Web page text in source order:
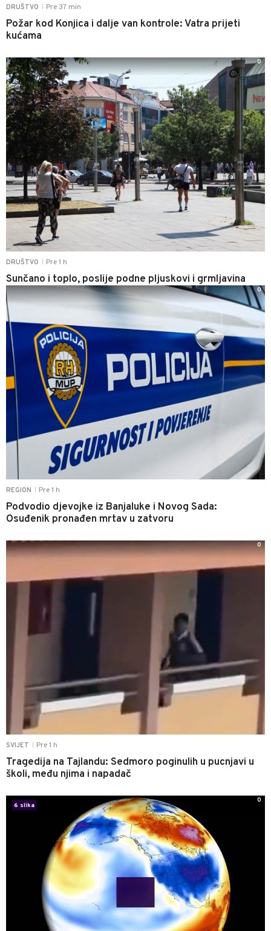
DRUŠTVO Pre 37 min
Požar kod Konjica i dalje van kontrole: Vatra prijeti
kućama
DRUŠTVO Pre 1 h
Sunčano i toplo, poslije podne pljuskovi i grmljavina
0
REGION Pre 1 h
Podvodio djevojke iz Banjaluke i Novog Sada:
Osuđenik pronađen mrtav u zatvoru
0
SVIJET Pre 1 h
Tragedija na Tajlandu: Sedmoro poginulih u pucnjavi u
školi, među njima i napadač
0
6 slika
0